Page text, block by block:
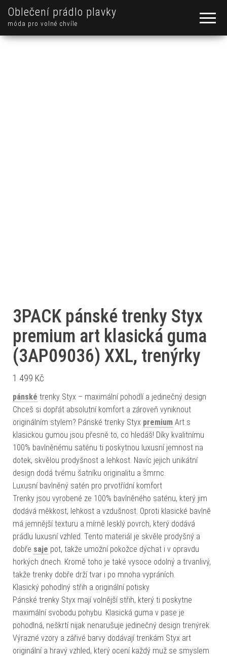
Oblečení prádlo plavky
móda pro volné chvíle
3PACK pánské trenky Styx
premium art klasická guma
(3AP09036) XXL, trenýrky
1 499 Kč
pánské trenky Styx – maximální pohodlí a jedinečný design
Chceš si dopřát absolutní komfort a zároveň vyniknout
originálním stylem? Pánské trenky Styx premium Art s
klasickou gumou jsou přesně to, co hledáš! Díky kvalitnímu
100% bavlněnému saténu ti poskytnou luxusní jemnost na
dotek, skvělou prodyšnost a lehkost. Navíc jejich unikátní
design dodá tvému šatníku originalitu a šmrnc.
Luxusní bavlněný satén pro prvotřídní komfort
Trenky jsou vyrobené ze 100% bavlněného saténu, který jim
dodává měkkost, lehkost a vzdušnost. Oproti klasické bavlně
má jemnější texturu a mírně lesklý povrch, který dodává
prádlu luxusní vzhled. Tento materiál je skvěle prodyšný a
dobře saje pot, takže umožní pokožce dýchat i v opravdu
horkých dnech. Kromě toho je také vysoce odolný a trvanlivý,
takže trenky dobře drží tvar i po mnoha vypráních.
Klasický pohodlný střih a originální potisky
Pánské trenky Styx mají volnější střih, který ti poskytne
maximální svobodu pohybu. Klasická guma v pase je
pohodlná, neškrtí nijak nenarušuje jedinečný design trenýrek.
Výrazné vzory a zářivé barvy dodávají trenkám Styx art
originální a hravý vzhled, který ocení každý muž se smyslem